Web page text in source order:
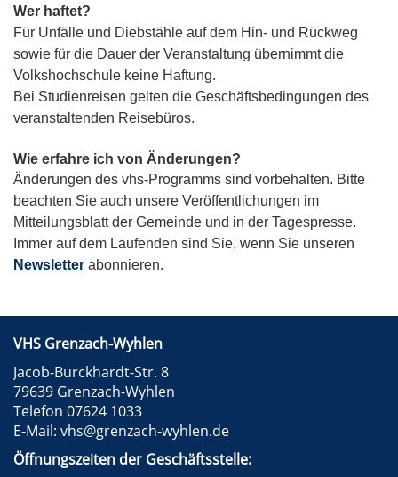
Wer haftet?
Für Unfälle und Diebstähle auf dem Hin- und Rückweg
sowie für die Dauer der Veranstaltung übernimmt die
Volkshochschule keine Haftung.
Bei Studienreisen gelten die Geschäftsbedingungen des
veranstaltenden Reisebüros.
Wie erfahre ich von Änderungen?
Änderungen des vhs-Programms sind vorbehalten. Bitte
beachten Sie auch unsere Veröffentlichungen im
Mitteilungsblatt der Gemeinde und in der Tagespresse.
Immer auf dem Laufenden sind Sie, wenn Sie unseren
Newsletter abonnieren.
VHS Grenzach-Wyhlen
Jacob-Burckhardt-Str. 8
79639 Grenzach-Wyhlen
Telefon 07624 1033
E-Mail: vhs@grenzach-wyhlen.de
Öffnungszeiten der Geschäftsstelle: